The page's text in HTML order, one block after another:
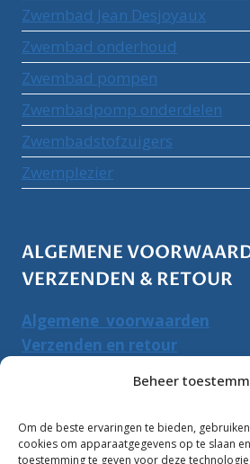
Beheer
Om de beste ervaringen te bieden,
cookies om apparaatgegevens op te slaan
toestemming te geven voor deze
Zwembad Jean Desjoyaux
Zwembad onderhoud
Zwembad pompen
Zwembadpomp onderdelen
Zwembadstofzuigers
Zwemplezier
ALGEMENE
VERZENDEN & RETOUR
Algemene voorwaarden
Verzenden en retour
PRODUCTEN ZOEKEN
Zoeken